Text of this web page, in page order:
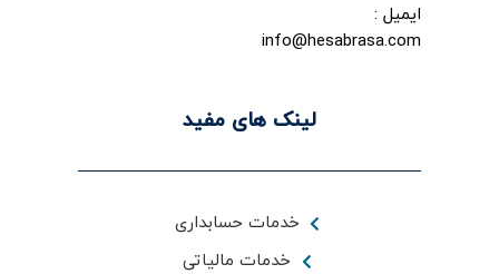
ایمیل :
info@hesabrasa.com
لینک های مفید
خدمات حسابداری
خدمات مالیاتی